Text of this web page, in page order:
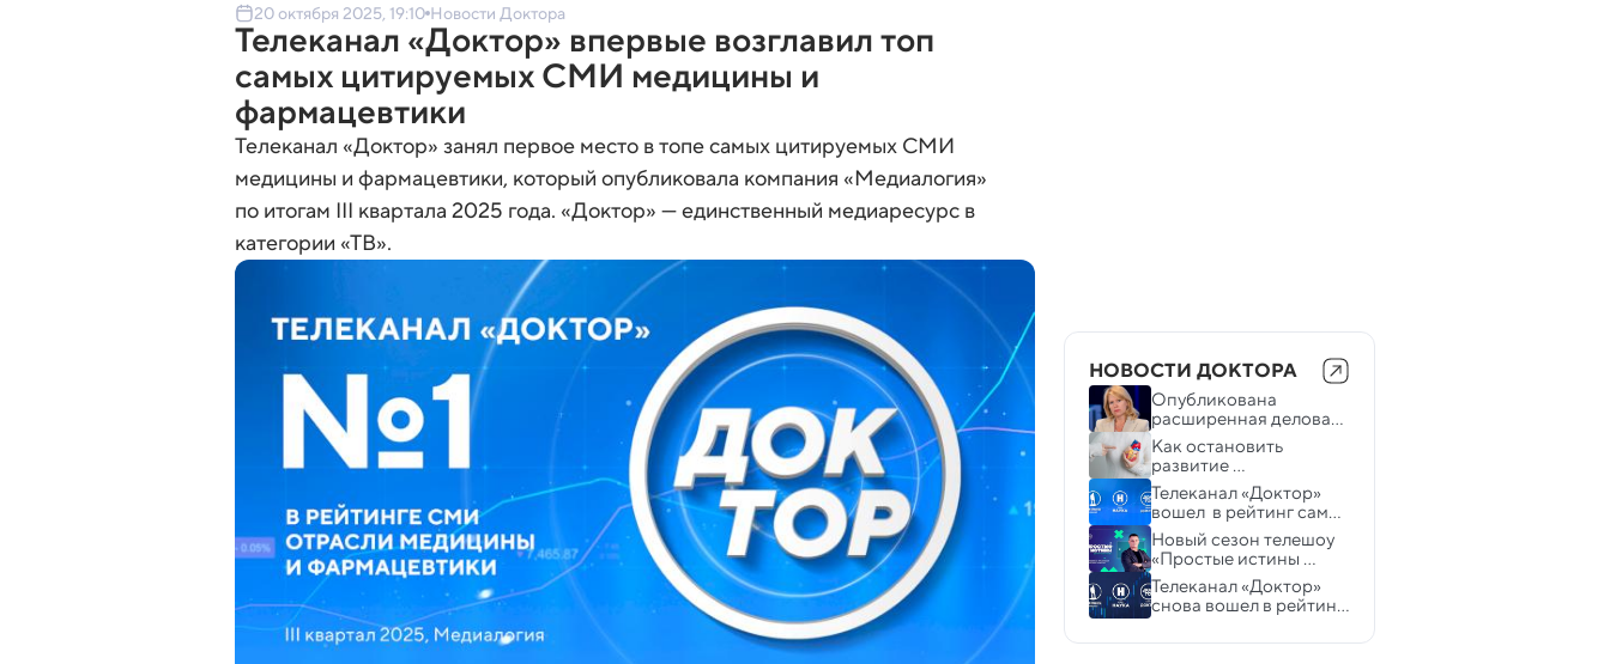
20 октября 2025, 19:10 Новости Доктора
Телеканал «Доктор» впервые возглавил топ
самых цитируемых СМИ медицины и
фармацевтики
Телеканал «Доктор» занял первое место в топе самых цитируемых СМИ
медицины и фармацевтики, который опубликовала компания «Медиалогия»
по итогам III квартала 2025 года. «Доктор» — единственный медиаресурс в
категории «ТВ».
НОВОСТИ ДОКТОРА
Опубликована
расширенная деловая
программа форума
«Лекарственная
безопасность—2026»
Как остановить
развитие
атеросклероза: доктор
Мясников объяснил,
кому надо принимать
статины
Телеканал «Доктор»
вошел  в рейтинг самых
цитируемых
отраслевых СМИ по
итогам 2025 года
Новый сезон телешоу
«Простые истины
доктора Мясникова»
выйдет на канале
«Доктор» 15 февраля
Телеканал «Доктор»
снова вошел в рейтинг
самых цитируемых
отраслевых СМИ